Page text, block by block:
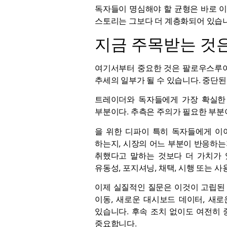
독자들이 명심해야 할 균형은 바로
스토리는 그보다 더 계층화되어 있
지금 주목받는 것
여기서부터 중요한 것은 팔로우스
추세의 일부가 될 수 있습니다. 중단
트레이더와 독자들에게 가장 확실
부분이다. 추측은 주의가 필요한 부분
을 위한 디파이 특히 독자들에게 이
하는지, 시장의 어느 부분이 반응하
취했다고 말하는 것보다 더 가치가
유동성, 포지셔닝, 채택, 시행 또는
이제 실질적인 질문은 이것이 고립
이동, 새로운 대시보드 데이터, 새
있습니다. 후속 조치 없이도 여전히
중요합니다.